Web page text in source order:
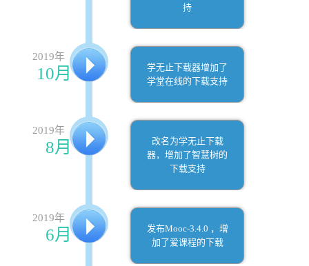
持
2019年
10月
学无止下载器增加了
学堂在线的下载支持
2019年
8月
改名为学无止下载
器，增加了智慧树的
下载支持
2019年
6月
发布Mooc-3.4.0 ，增
加了爱课程的下载